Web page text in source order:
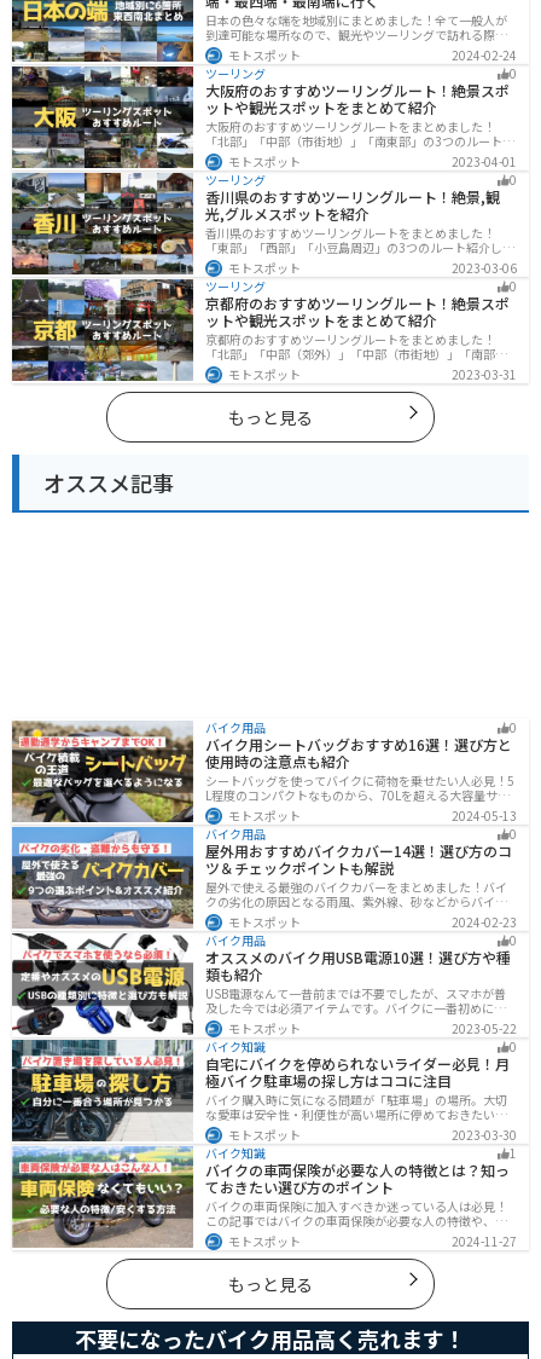
日本の色々な端を地域別にまとめました！全て一般人が
到達可能な場所なので、観光やツーリングで訪れる際の
参考にしてください。
モトスポット
2024-02-24
ツーリング
0
大阪府のおすすめツーリングルート！絶景スポ
ットや観光スポットをまとめて紹介
大阪府のおすすめツーリングルートをまとめました！
「北部」「中部（市街地）」「南東部」の3つのルート紹
介します。歴史と近代が融合した魅力的なエリアで様々
な楽しみ方ができます。バイクで大阪府にツーリングに
行く際は参考にしてください。
モトスポット
2023-04-01
ツーリング
0
香川県のおすすめツーリングルート！絶景,観
光,グルメスポットを紹介
香川県のおすすめツーリングルートをまとめました！
「東部」「西部」「小豆島周辺」の3つのルート紹介しま
す。自然豊かな山から海、絶品グルメを満喫するツーリ
ングができます。バイクで香川県にツーリングに行く際
は参考にしてください。
モトスポット
2023-03-06
ツーリング
0
京都府のおすすめツーリングルート！絶景スポ
ットや観光スポットをまとめて紹介
京都府のおすすめツーリングルートをまとめました！
「北部」「中部（郊外）」「中部（市街地）」「南部」
の4つのルート紹介します。古い町並みや神社仏閣、自然
に囲まれた風光明媚なスポットが数多く存在し、様々な
楽しみ方ができます。バイクで京都府にツーリングに行
く際は参考にしてください。
モトスポット 2023-03-31
もっと見る
オススメ記事
バイク用品 0
バイク用シートバッグおすすめ16選！選び方と
使用時の注意点も紹介
シートバッグを使ってバイクに荷物を乗せたい人必見！5
L程度のコンパクトなものから、70Lを超える大容量サイ
ズまでシートバッグは種類が豊富です。用途に合わせて
選べば今よりもっと快適に荷物を運ぶことができます。
この記事でバッグの種類や選び方、オススメ商品を紹介
します。
モトスポット
2024-05-13
バイク用品
0
屋外用おすすめバイクカバー14選！選び方のコ
ツ＆チェックポイントも解説
屋外で使える最強のバイクカバーをまとめました！バイ
クの劣化の原因となる雨風、紫外線、砂などからバイク
を守ることはもちろん、盗難やいたずら対策にもなりま
す。バイクカバーの選び方からオススメまでまとめまし
たので、カバーを探している人はぜひ参考にしてくださ
い。
モトスポット
2024-02-23
バイク用品
0
オススメのバイク用USB電源10選！選び方や種
類も紹介
USB電源なんて一昔前までは不要でしたが、スマホが普
及した今では必須アイテムです。バイクに一番初めにつ
けたいグッズです。この記事では、そんなバイク用USB電
源の種類や選び方、オススメ商品を厳選して紹介します
ので、ぜひ参考にしてください。
モトスポット
2023-05-22
バイク知識
0
自宅にバイクを停められないライダー必見！月
極バイク駐車場の探し方はココに注目
バイク購入時に気になる問題が「駐車場」の場所。大切
な愛車は安全性・利便性が高い場所に停めておきたいで
すよね？ 当記事ではそんな駐車場選びについて解説して
います。すでにバイクを持っていて、新しい駐車場を探
している人もぜひ参考にしてくださいね。
モトスポット
2023-03-30
バイク知識
1
バイクの車両保険が必要な人の特徴とは？知っ
ておきたい選び方のポイント
バイクの車両保険に加入すべきか迷っている人は必見！
この記事ではバイクの車両保険が必要な人の特徴や、車
両保険の選び方を解説します。実は、価値の高いバイク
は修理費用が高額になる場合が多いです。この記事を読
めば車両保険の正しい選び方がわかります。
モトスポット 2024-11-27
もっと見る
不要になったバイク用品高く売れます！